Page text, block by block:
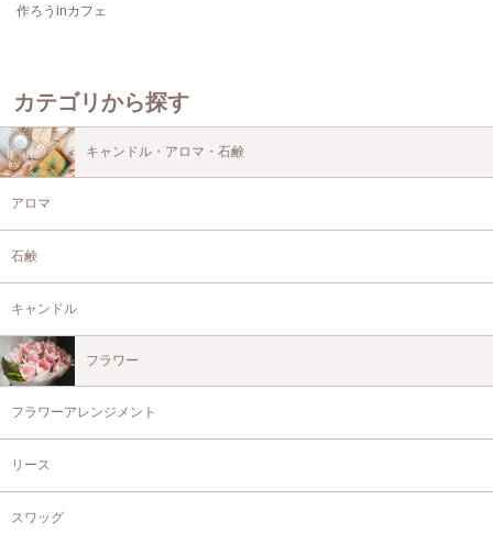
作ろうinカフェ
カテゴリから探す
キャンドル・アロマ・石鹸
アロマ
石鹸
キャンドル
フラワー
フラワーアレンジメント
リース
スワッグ